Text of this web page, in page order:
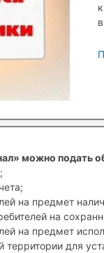
можно подать
на предмет
на
на предмет
для